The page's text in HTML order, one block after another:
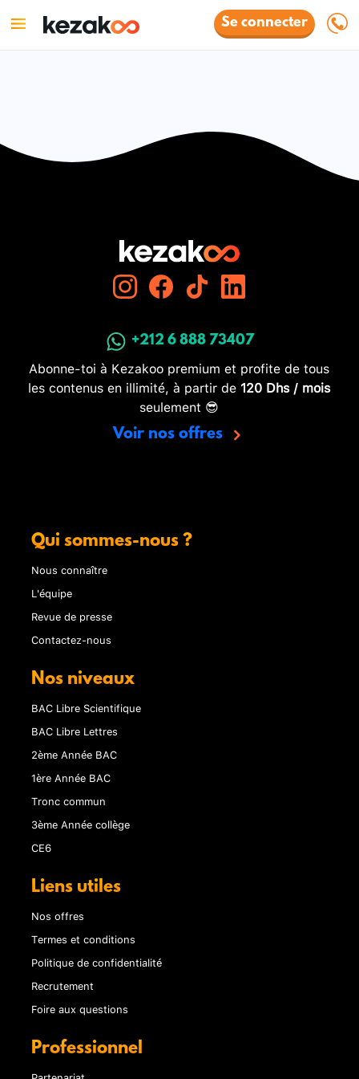
Se connecter
+212 6 888 73407
Abonne-toi à Kezakoo premium et profite de tous
les contenus en illimité, à partir de 120 Dhs / mois
seulement 😎
Voir nos offres
Qui sommes-nous ?
Nous connaître
L'équipe
Revue de presse
Contactez-nous
Nos niveaux
BAC Libre Scientifique
BAC Libre Lettres
2ème Année BAC
1ère Année BAC
Tronc commun
3ème Année collège
CE6
Liens utiles
Nos offres
Termes et conditions
Politique de confidentialité
Recrutement
Foire aux questions
Professionnel